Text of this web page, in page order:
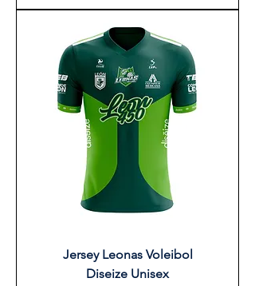
Jersey Leonas Voleibol
Diseize Unisex